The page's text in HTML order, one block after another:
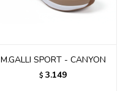
M.GALLI SPORT - CANYON
$ 3.149